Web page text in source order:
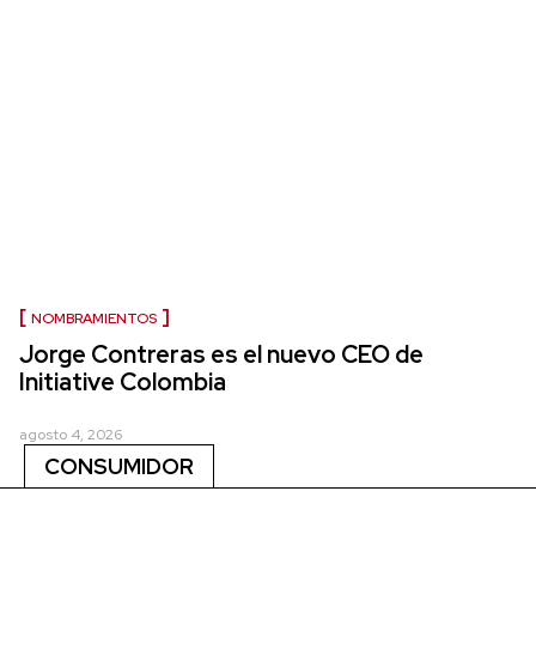
NOMBRAMIENTOS
Jorge Contreras es el nuevo CEO de
Initiative Colombia
agosto 4, 2026
CONSUMIDOR